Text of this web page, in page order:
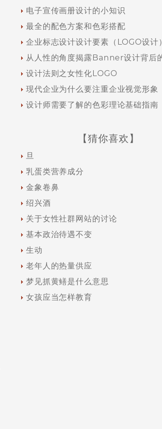
电子宣传画册设计的小知识
最全的配色方案和色彩搭配
企业标志设计设计要素（LOGO设计）
从人性的角度揭露Banner设计背后
设计法则之女性化LOGO
现代企业为什么要注重企业视觉形象
设计师需要了解的色彩理论基础指南
【猜你喜欢】
旦
乳蛋类营养成分
金象卷鼻
绍兴酒
关于女性社群网站的讨论
基本政治待遇不变
生动
老年人的热量供应
梦见抓黄鳝是什么意思
女孩应当怎样教育